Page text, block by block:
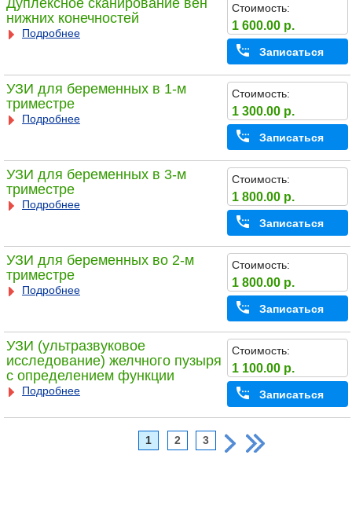
Дуплексное сканирование вен
нижних конечностей
Подробнее
Стоимость:
1 600.00 р.
Записаться
УЗИ для беременных в 1-м
триместре
Подробнее
Стоимость:
1 300.00 р.
Записаться
УЗИ для беременных в 3-м
триместре
Подробнее
Стоимость:
1 800.00 р.
Записаться
УЗИ для беременных во 2-м
триместре
Подробнее
Стоимость:
1 800.00 р.
Записаться
УЗИ (ультразвуковое
исследование) желчного пузыря
с определением функции
Подробнее
Стоимость:
1 100.00 р.
Записаться
1 2 3